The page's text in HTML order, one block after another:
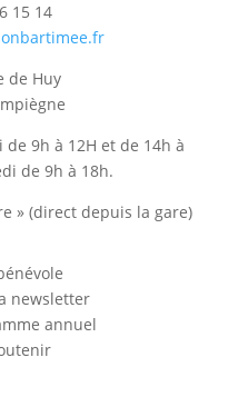
15 14
de Huy
9h à 12H et de 14h à
de 9h à 18h.
» (direct depuis la gare)
newsletter
annuel